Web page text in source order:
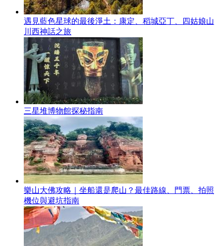
遇見藍色星球的最後淨土：康定、稻城亞丁、四姑娘山
川西神話之旅
三星堆博物館探秘指南
樂山大佛攻略｜坐船還是爬山？最佳路線、門票、拍照
機位與避坑指南